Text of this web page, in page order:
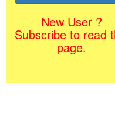
New User ?
Subscribe to read
page.